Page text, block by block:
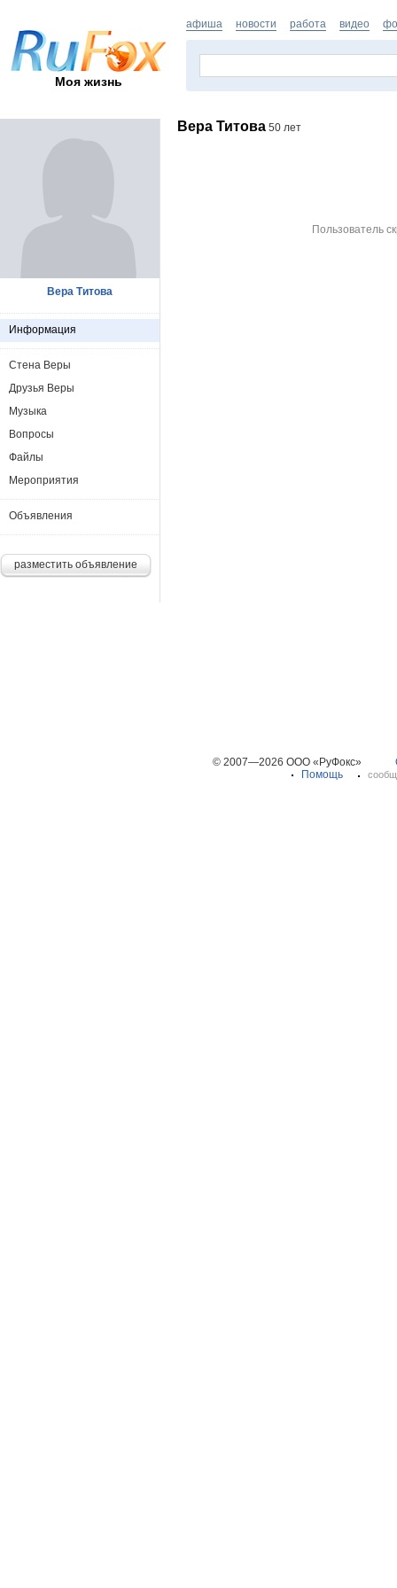
Моя жизнь
афиша новости работа видео
Вера Титова 50 лет
Пользователь
Вера Титова
Информация
Стена Веры
Друзья Веры
Музыка
Вопросы
Файлы
Мероприятия
Объявления
разместить объявление
© 2007—2026 ООО «РуФокс»
Помощь